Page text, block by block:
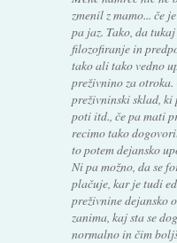
zmenil z mamo... če
pa jaz. Tako, da
filozofiranje in
tako ali tako vedno
preživnino za
preživninski sklad, ki
poti itd., če pa mati
recimo tako
to potem dejansko
Ni pa možno, da se
plačuje, kar je tudi
preživnine dejansko
zanima, kaj sta se
normalno in čim